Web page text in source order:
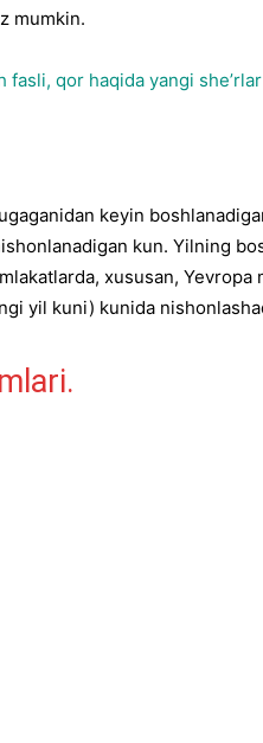
mumkin.
fasli, qor haqida yangi she’rlar
keyin
kun. Yilning
xususan,
yil kuni) kunida